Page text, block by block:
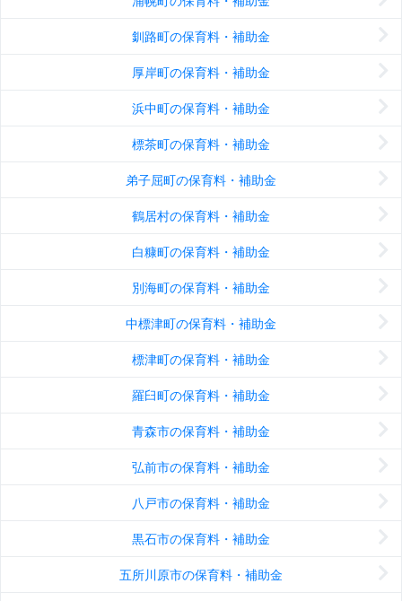
釧路町の保育料・補助金
厚岸町の保育料・補助金
浜中町の保育料・補助金
標茶町の保育料・補助金
弟子屈町の保育料・補助金
鶴居村の保育料・補助金
白糠町の保育料・補助金
別海町の保育料・補助金
中標津町の保育料・補助金
標津町の保育料・補助金
羅臼町の保育料・補助金
青森市の保育料・補助金
弘前市の保育料・補助金
八戸市の保育料・補助金
黒石市の保育料・補助金
五所川原市の保育料・補助金